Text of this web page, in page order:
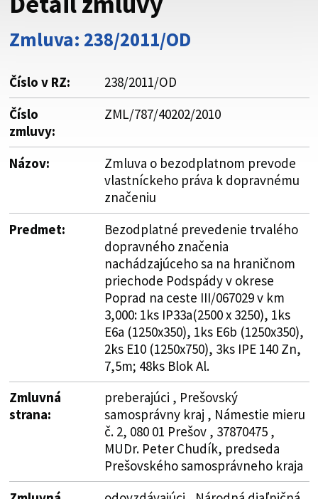
Buďte pozorní a vždy sa uistite, že zdieľate informácie iba
cez zabezpečenú webovú stránku. Zabezpečená stránka
vždy začína https:// pred názvom domény webového sídla.
Zmluva: 238/2011/OD
Číslo v RZ:
238/2011/OD
Číslo
zmluvy:
ZML/787/40202/2010
Názov:
Zmluva o bezodplatnom prevode
vlastníckeho práva k dopravnému
značeniu
Predmet:
Bezodplatné prevedenie trvalého
dopravného značenia
nachádzajúceho sa na hraničnom
priechode Podspády v okrese
Poprad na ceste III/067029 v km
3,000: 1ks IP33a(2500 x 3250), 1ks
E6a (1250x350), 1ks E6b (1250x350),
2ks E10 (1250x750), 3ks IPE 140 Zn,
7,5m; 48ks Blok Al.
Zmluvná
strana:
preberajúci , Prešovský
samosprávny kraj , Námestie mieru
č. 2, 080 01 Prešov , 37870475 ,
MUDr. Peter Chudík, predseda
Prešovského samosprávneho kraja